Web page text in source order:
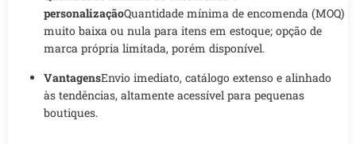
personalizaçãoQuantidade mínima de encomenda (MOQ)
muito baixa ou nula para itens em estoque; opção de
marca própria limitada, porém disponível.
VantagensEnvio imediato, catálogo extenso e alinhado
às tendências, altamente acessível para pequenas
boutiques.